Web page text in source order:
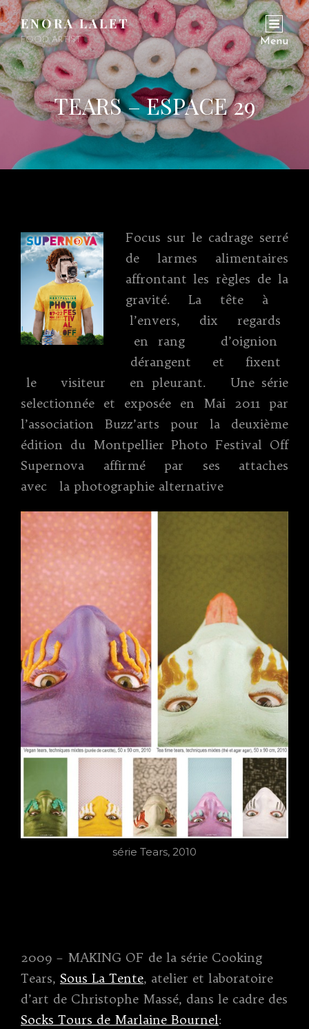
ENORA LALET
FOOD ARTIST Menu
TEARS – ESPACE 29
Focus sur le cadrage serré
de larmes alimentaires
affrontant les règles de la
gravité. La tête à
l’envers, dix regards
en rang d’oignion
dérangent et fixent
le visiteur en pleurant. Une série
selectionnée et exposée en Mai 2011 par
l’association Buzz’arts pour la deuxième
édition du Montpellier Photo Festival Off
Supernova affirmé par ses attaches
avec la photographie alternative
série Tears, 2010
2009 – MAKING OF de la série Cooking
Tears, Sous La Tente, atelier et laboratoire
d’art de Christophe Massé, dans le cadre des
Socks Tours de Marlaine Bournel: